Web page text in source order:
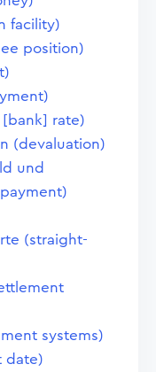
facility)
position)
rate)
(devaluation)
und
(straight-
systems)
date)